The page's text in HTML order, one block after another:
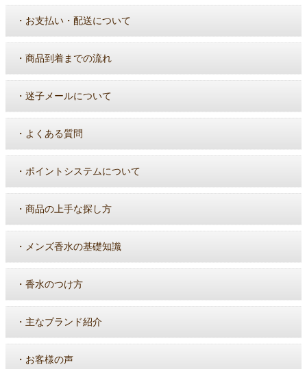
・ お支払い・配送について
・ 商品到着までの流れ
・ 迷子メールについて
・ よくある質問
・ ポイントシステムについて
・ 商品の上手な探し方
・ メンズ香水の基礎知識
・ 香水のつけ方
・ 主なブランド紹介
・ お客様の声